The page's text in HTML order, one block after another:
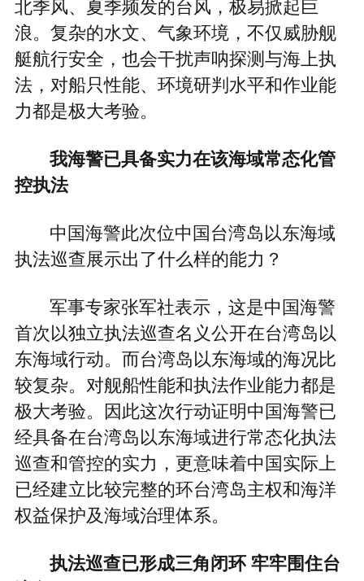
北季风、夏季频发的台风，极易掀起巨
浪。复杂的水文、气象环境，不仅威胁舰
艇航行安全，也会干扰声呐探测与海上执
法，对船只性能、环境研判水平和作业能
力都是极大考验。
我海警已具备实力在该海域常态化管
控执法
中国海警此次位中国台湾岛以东海域
执法巡查展示出了什么样的能力？
军事专家张军社表示，这是中国海警
首次以独立执法巡查名义公开在台湾岛以
东海域行动。而台湾岛以东海域的海况比
较复杂。对舰船性能和执法作业能力都是
极大考验。因此这次行动证明中国海警已
经具备在台湾岛以东海域进行常态化执法
巡查和管控的实力，更意味着中国实际上
已经建立比较完整的环台湾岛主权和海洋
权益保护及海域治理体系。
执法巡查已形成三角闭环 牢牢围住台